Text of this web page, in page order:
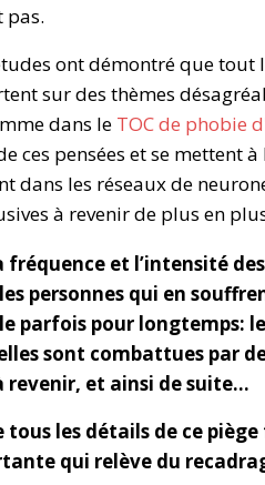
pas.
ont démontré que tout
sur des thèmes
dans le TOC de phobie
ces pensées et se mettent
dans les réseaux de
à revenir de plus en
fréquence et l’intensité
personnes qui en
parfois pour longtemps:
sont combattues par
revenir, et ainsi de suite…
tous les détails de ce
qui relève du